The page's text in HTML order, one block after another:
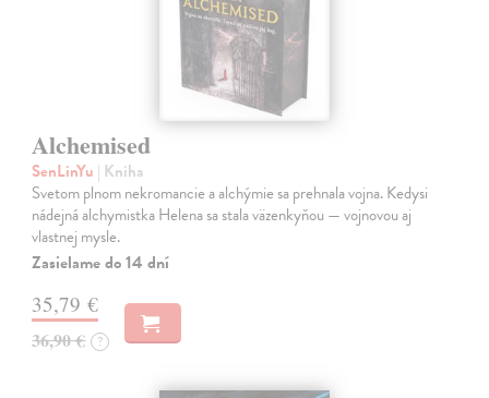
Alchemised
SenLinYu | Kniha
Svetom plnom nekromancie a alchýmie sa prehnala vojna. Kedysi
nádejná alchymistka Helena sa stala väzenkyňou — vojnovou aj
vlastnej mysle.
Zasielame do 14 dní
35,79 €
36,90 € ?